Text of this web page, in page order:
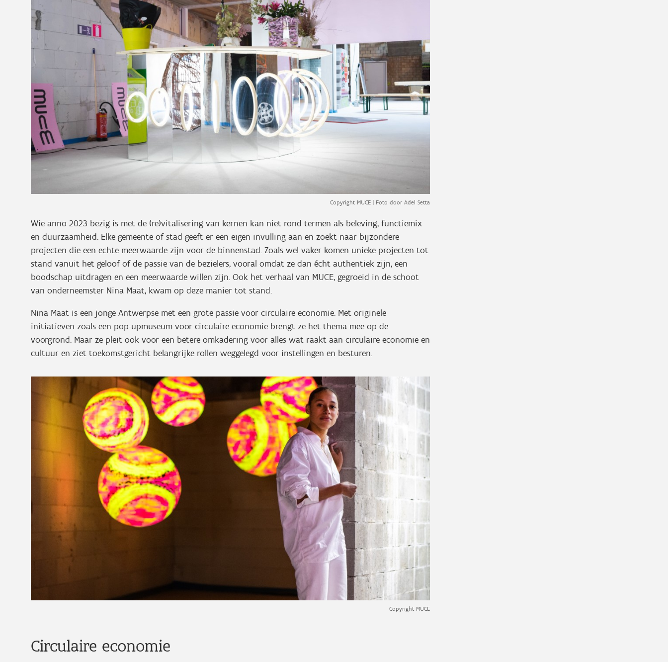
Copyright MUCE | Foto door Adel Setta
Wie anno 2023 bezig is met de (re)vitalisering van kernen kan niet rond termen als beleving, functiemix
en duurzaamheid. Elke gemeente of stad geeft er een eigen invulling aan en zoekt naar bijzondere
projecten die een echte meerwaarde zijn voor de binnenstad. Zoals wel vaker komen unieke projecten tot
stand vanuit het geloof of de passie van de bezielers, vooral omdat ze dan écht authentiek zijn, een
boodschap uitdragen en een meerwaarde willen zijn. Ook het verhaal van MUCE, gegroeid in de schoot
van onderneemster Nina Maat, kwam op deze manier tot stand.
Nina Maat is een jonge Antwerpse met een grote passie voor circulaire economie. Met originele
initiatieven zoals een pop-upmuseum voor circulaire economie brengt ze het thema mee op de
voorgrond. Maar ze pleit ook voor een betere omkadering voor alles wat raakt aan circulaire economie en
cultuur en ziet toekomstgericht belangrijke rollen weggelegd voor instellingen en besturen.
Copyright MUCE
Circulaire economie